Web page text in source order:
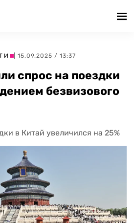
| 15.09.2025 / 13:37
спрос на поездки
безвизового
в Китай увеличился на 25%